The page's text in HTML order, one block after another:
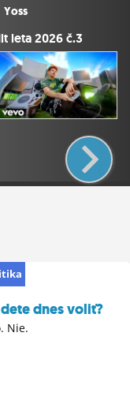
Yoss
leta 2026 č.3
dnes voliť?
Nie.